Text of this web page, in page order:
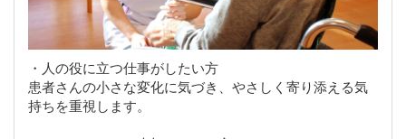
・人の役に立つ仕事がしたい方
患者さんの小さな変化に気づき、やさしく寄り添える気
持ちを重視します。